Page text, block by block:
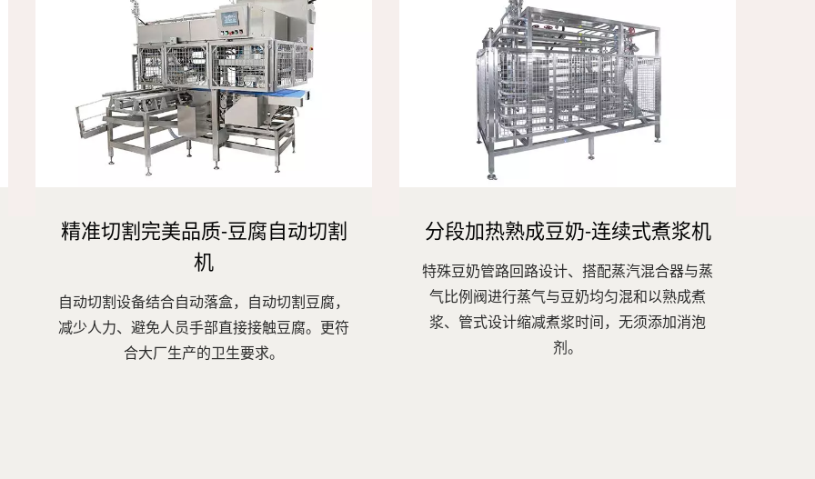
精准切割完美品质-豆腐自动切割
机
自动切割设备结合自动落盒，自动切割豆腐，
减少人力、避免人员手部直接接触豆腐。更符
合大厂生产的卫生要求。
分段加热熟成豆奶-连续式煮浆机
特殊豆奶管路回路设计、搭配蒸汽混合器与蒸
气比例阀进行蒸气与豆奶均匀混和以熟成煮
浆、管式设计缩减煮浆时间，无须添加消泡
剂。